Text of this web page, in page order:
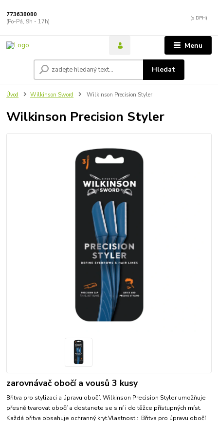
Menu
Hledat
773638080
(Po-Pá, 9h - 17h)
Úvod Wilkinson Sword Wilkinson Precision Styler
Wilkinson Precision Styler
zarovnávač obočí a vousů 3 kusy
Břitva pro stylizaci a úpravu obočí. Wilkinson Precision Styler umožňuje
přesně tvarovat obočí a dostanete se s ní i do těžce přístupných míst.
Každá břitva obsahuje ochranný kryt.Vlastnosti: Břitva pro úpravu obočí